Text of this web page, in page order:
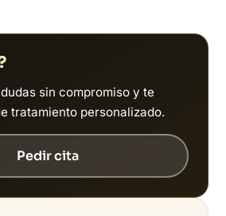
sin compromiso y te
tratamiento personalizado.
Pedir cita